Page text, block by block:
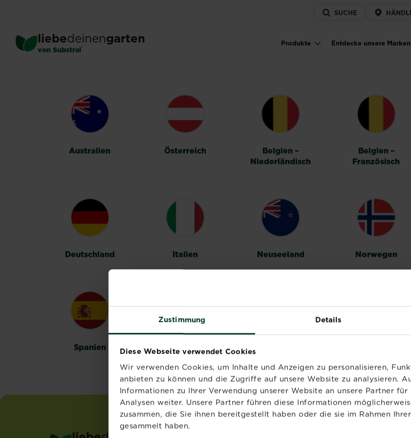
Zustimmung Details
Diese Webseite verwendet Cookies
Wir verwenden Cookies, um Inhalte und Anzeigen zu personalisieren,
anbieten zu können und die Zugriffe auf unsere Website zu analysieren.
Informationen zu Ihrer Verwendung unserer Website an unsere Partner
Analysen weiter. Unsere Partner führen diese Informationen
zusammen, die Sie ihnen bereitgestellt haben oder die sie im Rahmen
gesammelt haben.
content
Service
menu
SUCHE
liebedeinengarten
von Substral® Main navigation
Produkte Entdecke unsere Marken
Australien Österreich
Belgien –
Niederländisch
Belgien –
Französisch
Deutschland Italien Neuseeland Norwegen
Spanien Schweden